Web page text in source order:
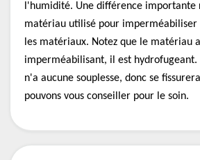
l'humidité. Une différence importante
matériau utilisé pour imperméabiliser
les matériaux. Notez que le matériau
imperméabilisant, il est hydrofugeant.
n'a aucune souplesse, donc se
pouvons vous conseiller pour le soin.